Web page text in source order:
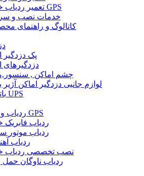
تعمیر ردیاب خودرو GPS
خدمات نصب و
کاتالوگ و راهنمای
پک دزدگیر
دزدگیرهای
چشم اماکن ,
لوازم جانبی دزدگیر اماکن آژیر
باتری و UPS
ردیاب و جی پی اس GPS
ردیاب فابریک
ردیاب موتور
ردیاب
نصب تخصصی ردیاب
ردیاب ناوگان حمل